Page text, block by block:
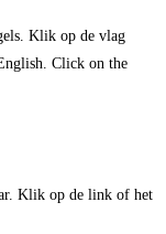
Klik op de vlag
Click on the
Klik op de link of het